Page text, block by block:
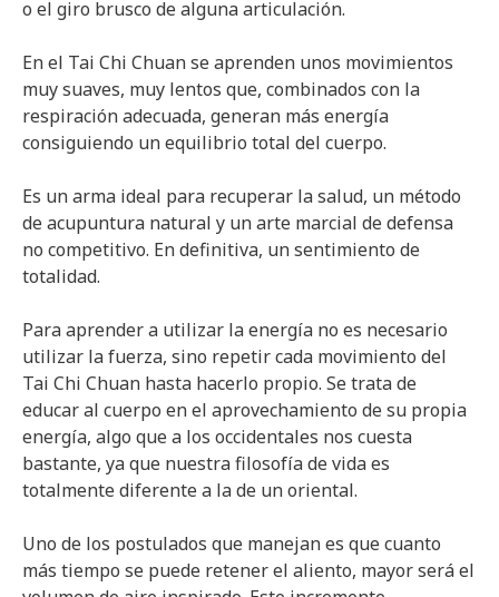
o el giro brusco de alguna articulación.
En el Tai Chi Chuan se aprenden unos movimientos
muy suaves, muy lentos que, combinados con la
respiración adecuada, generan más energía
consiguiendo un equilibrio total del cuerpo.
Es un arma ideal para recuperar la salud, un método
de acupuntura natural y un arte marcial de defensa
no competitivo. En definitiva, un sentimiento de
totalidad.
Para aprender a utilizar la energía no es necesario
utilizar la fuerza, sino repetir cada movimiento del
Tai Chi Chuan hasta hacerlo propio. Se trata de
educar al cuerpo en el aprovechamiento de su propia
energía, algo que a los occidentales nos cuesta
bastante, ya que nuestra filosofía de vida es
totalmente diferente a la de un oriental.
Uno de los postulados que manejan es que cuanto
más tiempo se puede retener el aliento, mayor será el